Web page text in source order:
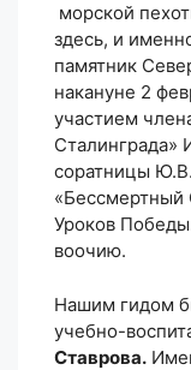
морской
здесь, и
памятник
накануне 2
участием
Сталинграда»
соратницы
«Бессмертный
Уроков
воочию.
Нашим гидом
учебно-
Ставрова.